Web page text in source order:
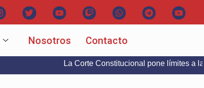
Nosotros Contacto
La Corte Constitucional pone límites a la libertad